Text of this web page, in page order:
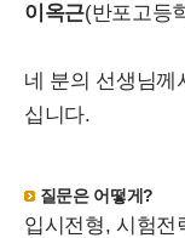
이옥근(반포고등
네 분의 선생님께
십니다.
질문은 어떻게?
입시전형, 시험전